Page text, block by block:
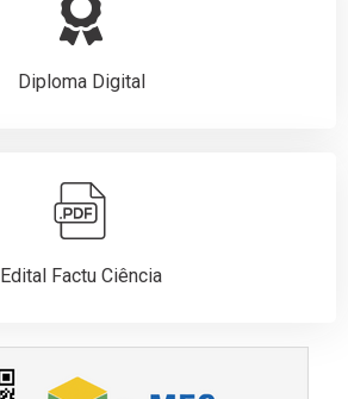
Diploma Digital
Edital Factu Ciência